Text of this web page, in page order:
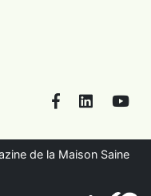
FacebookLinkedIn
de la Maison Saine